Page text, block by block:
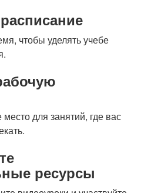
чтобы уделять учебе
для занятий, где вас
ресурсы